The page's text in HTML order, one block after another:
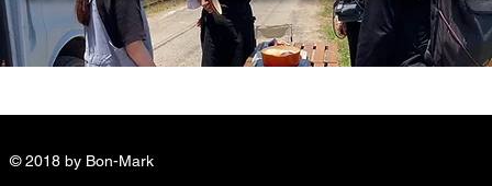
© 2018 by Bon-Mark